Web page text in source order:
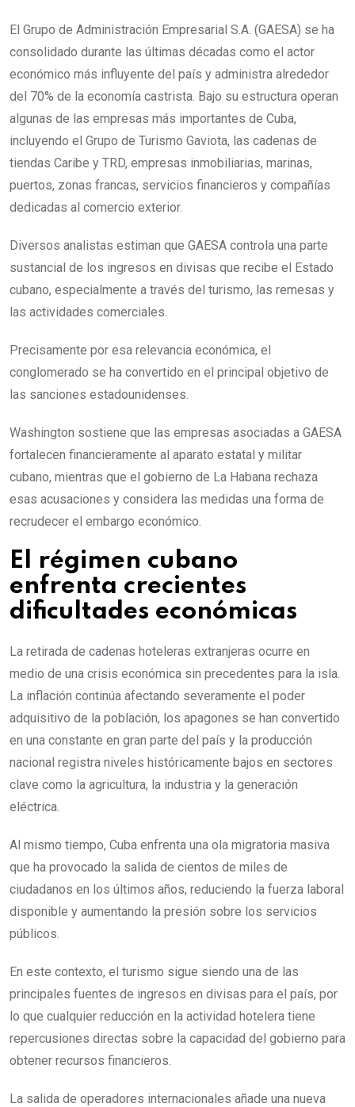
El Grupo de Administración Empresarial S.A. (GAESA) se ha
consolidado durante las últimas décadas como el actor
económico más influyente del país y administra alrededor
del 70% de la economía castrista. Bajo su estructura operan
algunas de las empresas más importantes de Cuba,
incluyendo el Grupo de Turismo Gaviota, las cadenas de
tiendas Caribe y TRD, empresas inmobiliarias, marinas,
puertos, zonas francas, servicios financieros y compañías
dedicadas al comercio exterior.
Diversos analistas estiman que GAESA controla una parte
sustancial de los ingresos en divisas que recibe el Estado
cubano, especialmente a través del turismo, las remesas y
las actividades comerciales.
Precisamente por esa relevancia económica, el
conglomerado se ha convertido en el principal objetivo de
las sanciones estadounidenses.
Washington sostiene que las empresas asociadas a GAESA
fortalecen financieramente al aparato estatal y militar
cubano, mientras que el gobierno de La Habana rechaza
esas acusaciones y considera las medidas una forma de
recrudecer el embargo económico.
El régimen cubano
enfrenta crecientes
dificultades económicas
La retirada de cadenas hoteleras extranjeras ocurre en
medio de una crisis económica sin precedentes para la isla.
La inflación continúa afectando severamente el poder
adquisitivo de la población, los apagones se han convertido
en una constante en gran parte del país y la producción
nacional registra niveles históricamente bajos en sectores
clave como la agricultura, la industria y la generación
eléctrica.
Al mismo tiempo, Cuba enfrenta una ola migratoria masiva
que ha provocado la salida de cientos de miles de
ciudadanos en los últimos años, reduciendo la fuerza laboral
disponible y aumentando la presión sobre los servicios
públicos.
En este contexto, el turismo sigue siendo una de las
principales fuentes de ingresos en divisas para el país, por
lo que cualquier reducción en la actividad hotelera tiene
repercusiones directas sobre la capacidad del gobierno para
obtener recursos financieros.
La salida de operadores internacionales añade una nueva